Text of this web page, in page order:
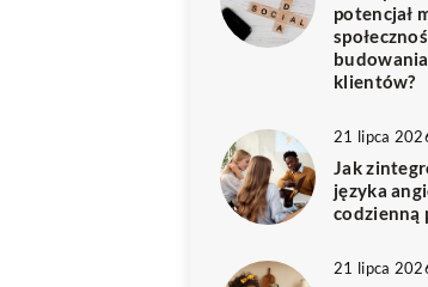
potencjał
klientów?
21 lipca
Jak
języka
codzienną
21 lipca